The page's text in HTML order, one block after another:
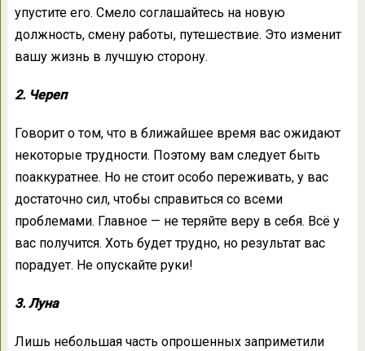
упустите его. Смело соглашайтесь на новую
должность, смену работы, путешествие. Это изменит
вашу жизнь в лучшую сторону.
2. Череп
Говорит о том, что в ближайшее время вас ожидают
некоторые трудности. Поэтому вам следует быть
поаккуратнее. Но не стоит особо переживать, у вас
достаточно сил, чтобы справиться со всеми
проблемами. Главное — не теряйте веру в себя. Всё у
вас получится. Хоть будет трудно, но результат вас
порадует. Не опускайте руки!
3. Луна
Лишь небольшая часть опрошенных заприметили